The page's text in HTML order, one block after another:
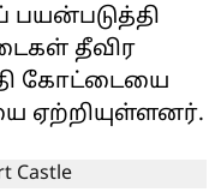
தீவிர
கோட்டையை
ஏற்றியுள்ளனர்.